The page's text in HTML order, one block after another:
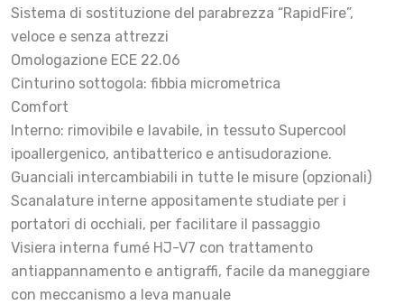
Sistema di sostituzione del parabrezza “RapidFire”,
veloce e senza attrezzi
Omologazione ECE 22.06
Cinturino sottogola: fibbia micrometrica
Comfort
Interno: rimovibile e lavabile, in tessuto Supercool
ipoallergenico, antibatterico e antisudorazione.
Guanciali intercambiabili in tutte le misure (opzionali)
Scanalature interne appositamente studiate per i
portatori di occhiali, per facilitare il passaggio
Visiera interna fumé HJ-V7 con trattamento
antiappannamento e antigraffi, facile da maneggiare
con meccanismo a leva manuale